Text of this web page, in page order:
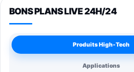
BONS PLANS LIVE 24H/24
Produits High-Tech
Applications